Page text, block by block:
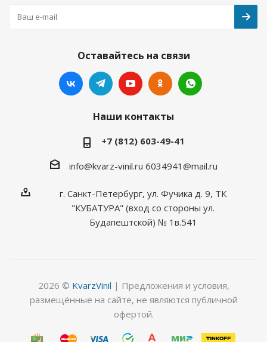
Оставайтесь на связи
Наши контакты
+7 (812) 603-49-41
info@kvarz-vinil.ru 6034941@mail.ru
г. Санкт-Петербург, ул. Фучика д. 9, ТК
"КУБАТУРА" (вход со стороны ул.
Будапештской) № 1в.541
2026 © KvarzVinil | Предложения и условия,
размещённые на сайте, не являются публичной
офертой.